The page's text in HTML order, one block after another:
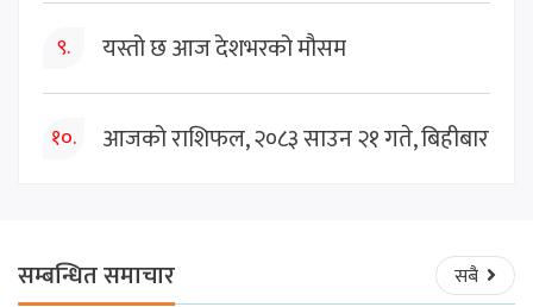
९. यस्तो छ आज देशभरको मौसम
१०. आजको राशिफल, २०८३ साउन २१ गते, बिहीबार
सम्बन्धित समाचार सबै